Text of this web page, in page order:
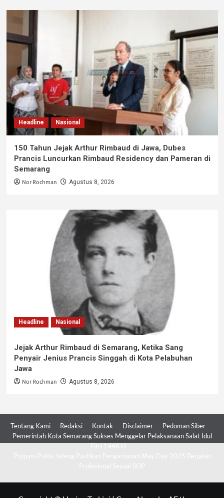
Headline Nasional
150 Tahun Jejak Arthur Rimbaud di Jawa, Dubes
Prancis Luncurkan Rimbaud Residency dan Pameran di
Semarang
Nor Rochman Agustus 8, 2026
Headline Nasional
Jejak Arthur Rimbaud di Semarang, Ketika Sang
Penyair Jenius Prancis Singgah di Kota Pelabuhan
Jawa
Nor Rochman Agustus 8, 2026
Tentang Kami Redaksi Kontak Disclaimer
Pedoman Siber
Pemerintah Kota Semarang Sukses Menggelar Pelaksanaan Salat Idul